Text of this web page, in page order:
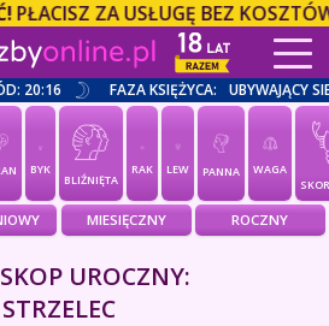
ZA USŁUGĘ BEZ KOSZTÓW
20:16 FAZA KSIĘŻYCA: UBYWAJĄCY
BYK
BLIŹNIĘTA
RAK LEW PANNA
WAGA
MIESIĘCZNY ROCZNY
UROCZNY:
STRZELEC